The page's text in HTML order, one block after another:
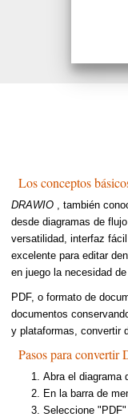
Los conceptos
DRAWIO , también
desde diagramas de
versatilidad, interfaz
excelente para editar
en juego la necesidad
PDF, o formato de
documentos
y plataformas, convertir
Pasos para
Abra el diagrama
En la barra de
Seleccione